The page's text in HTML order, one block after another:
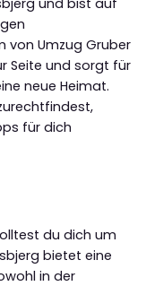
von Umzug Gruber
Seite und sorgt für
neue Heimat.
für dich
du dich um
bietet eine
in der